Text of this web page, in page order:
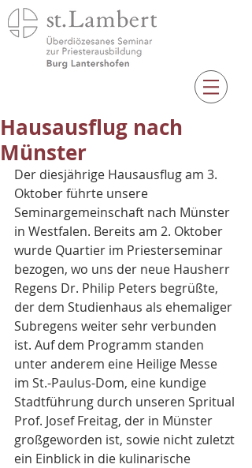
Hausausflug nach
Münster
Der diesjährige Hausausflug am 3.
Oktober führte unsere
Seminargemeinschaft nach Münster
in Westfalen. Bereits am 2. Oktober
wurde Quartier im Priesterseminar
bezogen, wo uns der neue Hausherr
Regens Dr. Philip Peters begrüßte,
der dem Studienhaus als ehemaliger
Subregens weiter sehr verbunden
ist. Auf dem Programm standen
unter anderem eine Heilige Messe
im St.-Paulus-Dom, eine kundige
Stadtführung durch unseren Spritual
Prof. Josef Freitag, der in Münster
großgeworden ist, sowie nicht zuletzt
ein Einblick in die kulinarische